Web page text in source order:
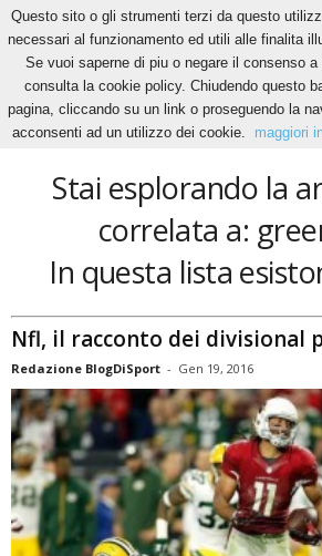
Home Tags Green bay
green bay
Stai esplorando la
correlata a:
In questa lista
Nfl, il racconto dei divisional
Redazione BlogDiSport - Gen 19, 2016
Questo sito o gli strumenti terzi da questo
necessari al funzionamento ed utili alle finalita
Se vuoi saperne di piu o negare il consenso
consulta la cookie policy. Chiudendo questo
pagina, cliccando su un link o proseguendo la
acconsenti ad un utilizzo dei cookie.
maggiori